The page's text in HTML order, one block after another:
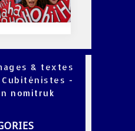
& textes
-
nomitruk